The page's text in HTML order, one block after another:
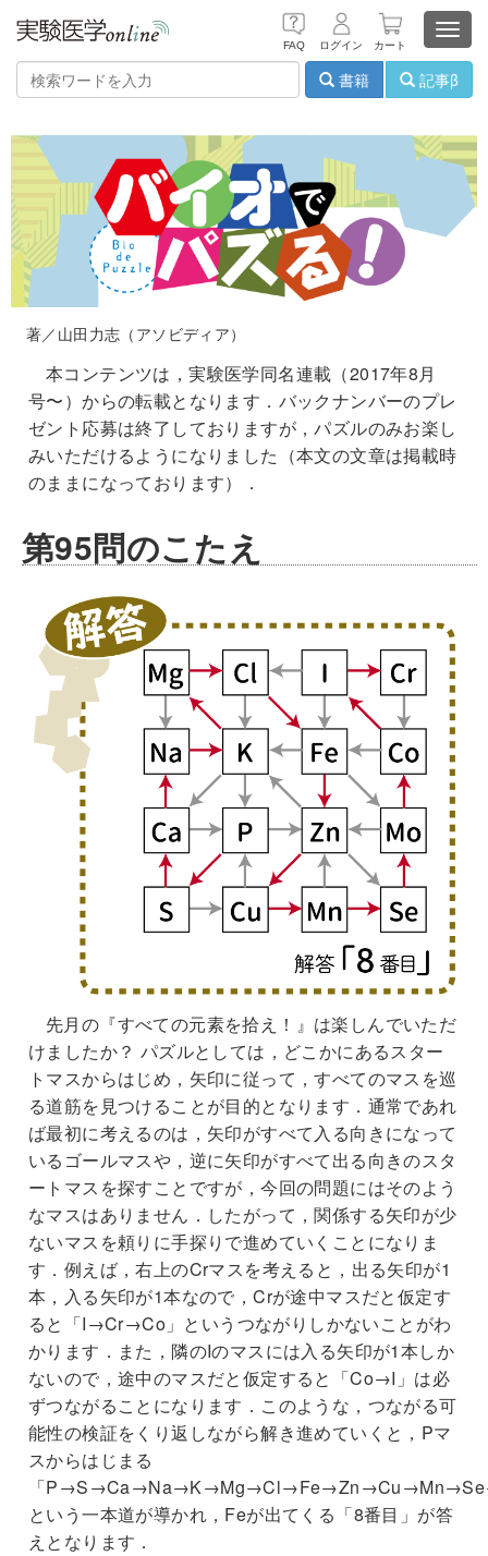
FAQ ログイン カート
書籍
記事β
著／山田力志（アソビディア）
本コンテンツは，実験医学同名連載（2017年8月
号〜）からの転載となります．バックナンバーのプレ
ゼント応募は終了しておりますが，パズルのみお楽し
みいただけるようになりました（本文の文章は掲載時
のままになっております）．
第95問のこたえ
先月の『すべての元素を拾え！』は楽しんでいただ
けましたか？ パズルとしては，どこかにあるスター
トマスからはじめ，矢印に従って，すべてのマスを巡
る道筋を見つけることが目的となります．通常であれ
ば最初に考えるのは，矢印がすべて入る向きになって
いるゴールマスや，逆に矢印がすべて出る向きのスタ
ートマスを探すことですが，今回の問題にはそのよう
なマスはありません．したがって，関係する矢印が少
ないマスを頼りに手探りで進めていくことになりま
す．例えば，右上のCrマスを考えると，出る矢印が1
本，入る矢印が1本なので，Crが途中マスだと仮定す
ると「I→Cr→Co」というつながりしかないことがわ
かります．また，隣のIのマスには入る矢印が1本しか
ないので，途中のマスだと仮定すると「Co→I」は必
ずつながることになります．このような，つながる可
能性の検証をくり返しながら解き進めていくと，Pマ
スからはじまる
「
という一本道が導かれ，Feが出てくる「8番目」が答
えとなります．